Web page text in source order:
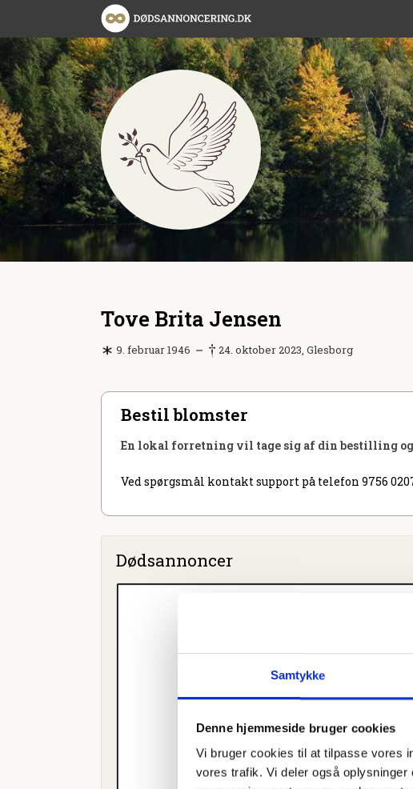
Samtykke
Denne hjemmeside bruger cookies
Vi bruger cookies til at tilpasse vores
vores trafik. Vi deler også
Tove Brita Jensen
9. februar 1946 24. oktober 2023, Glesborg
Bestil blomster
En lokal forretning vil tage sig af din bestilling
Ved spørgsmål kontakt support på telefon 9756
Dødsannoncer